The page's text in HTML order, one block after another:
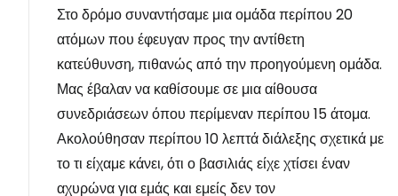
Στο δρόμο συναντήσαμε μια ομάδα περίπου 20
ατόμων που έφευγαν προς την αντίθετη
κατεύθυνση, πιθανώς από την προηγούμενη ομάδα.
Μας έβαλαν να καθίσουμε σε μια αίθουσα
συνεδριάσεων όπου περίμεναν περίπου 15 άτομα.
Ακολούθησαν περίπου 10 λεπτά διάλεξης σχετικά με
το τι είχαμε κάνει, ότι ο βασιλιάς είχε χτίσει έναν
αχυρώνα για εμάς και εμείς δεν τον